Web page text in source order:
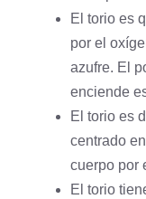
El torio es
por el
azufre. El
enciende
El torio es
centrado
cuerpo por
El torio